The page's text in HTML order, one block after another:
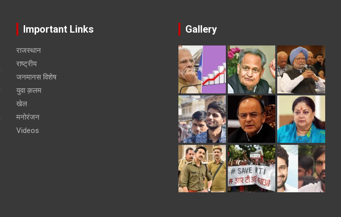
Important Links
राजस्थान
राष्ट्रीय
जनमानस विशेष
युवा क़लम
खेल
मनोरंजन
Videos
Gallery